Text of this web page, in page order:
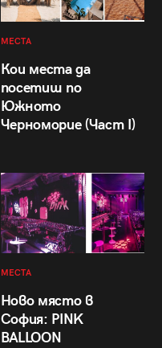
МЕСТА
Кои места да
посетиш по
Южното
Черноморие (Част I)
МЕСТА
Ново място в
София: PINK
BALLOON